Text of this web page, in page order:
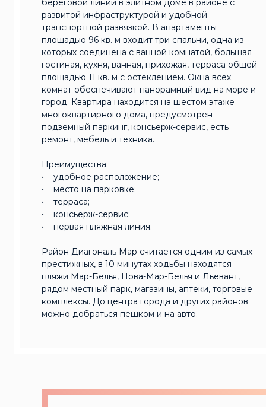
береговой линии в элитном доме в районе с
развитой инфраструктурой и удобной
транспортной развязкой. В апартаменты
площадью 96 кв. м входит три спальни, одна из
которых соединена с ванной комнатой, большая
гостиная, кухня, ванная, прихожая, терраса общей
площадью 11 кв. м с остеклением. Окна всех
комнат обеспечивают панорамный вид на море и
город. Квартира находится на шестом этаже
многоквартирного дома, предусмотрен
подземный паркинг, консьерж-сервис, есть
ремонт, мебель и техника.
Преимущества:
• удобное расположение;
• место на парковке;
• терраса;
• консьерж-сервис;
• первая пляжная линия.
Район Диагональ Мар считается одним из самых
престижных, в 10 минутах ходьбы находятся
пляжи Мар-Белья, Нова-Мар-Белья и Льевант,
рядом местный парк, магазины, аптеки, торговые
комплексы. До центра города и других районов
можно добраться пешком и на авто.